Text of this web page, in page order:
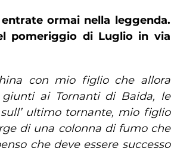
ormai nella leggenda.
pomeriggio di Luglio in via
con mio figlio che allora
ai Tornanti di Baida, le
ultimo tornante, mio figlio
di una colonna di fumo che
che deve essere successo